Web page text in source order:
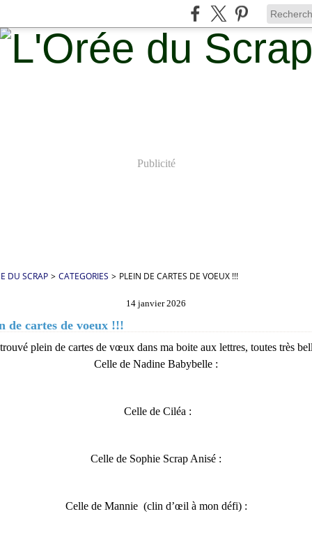
Publicité
DU SCRAP > CATEGORIES > PLEIN DE CARTES DE VOEUX !!!
14 janvier 2026
de cartes de voeux !!!
plein de cartes de vœux dans ma boite aux lettres, toutes très
Celle de Nadine Babybelle :
Celle de Ciléa :
Celle de Sophie Scrap Anisé :
Celle de Mannie (clin d’œil à mon défi) :